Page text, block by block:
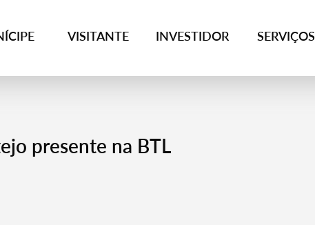
VISITANTE INVESTIDOR SERVIÇOS
presente na BTL